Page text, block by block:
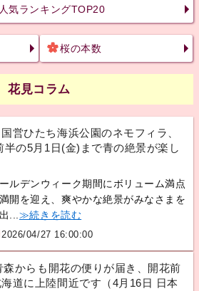
気ランキングTOP20
桜の本数
花見コラム
営ひたち海浜公園のネモフィラ、
半の5月1日(金)まで青の絶景が楽し
ルデンウィーク期間にボリューム満点
開を迎え、爽やかな絶景がみなさまを
... ≫続きを読む
2026/04/27 16:00:00
森からも開花の便りが届き、開花前
道に上陸間近です（4月16日 日本